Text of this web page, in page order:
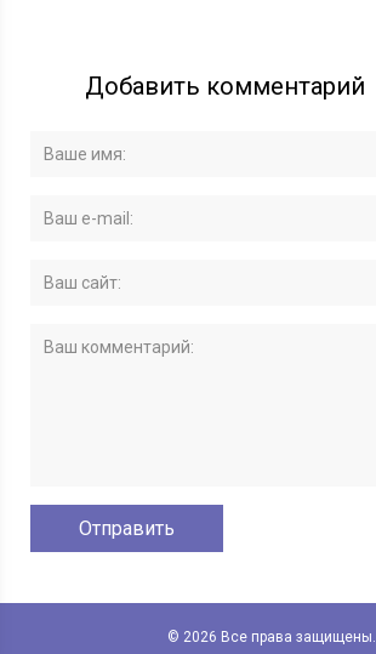
Добавить комментарий
© 2026 Все права защищены.